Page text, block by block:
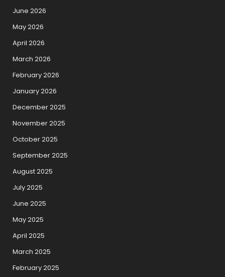
June 2026
May 2026
April 2026
March 2026
February 2026
January 2026
December 2025
November 2025
October 2025
September 2025
August 2025
July 2025
June 2025
May 2025
April 2025
March 2025
February 2025